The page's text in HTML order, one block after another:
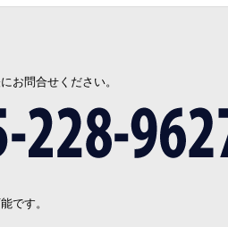
お問合せください。
です。